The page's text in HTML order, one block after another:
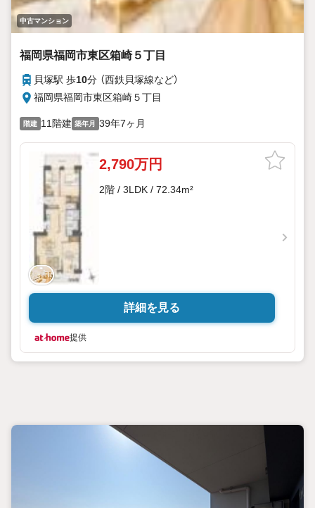
中古マンション
福岡県福岡市東区箱崎５丁目
貝塚駅 歩10分 （西鉄貝塚線など）
福岡県福岡市東区箱崎５丁目
階建 11階建 築年月 39年7ヶ月
2,790万円
2階 / 3LDK / 72.34m²
詳細を見る
提供